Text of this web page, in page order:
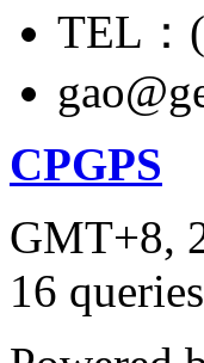
TEL：
CPGPS
GMT+8,
16